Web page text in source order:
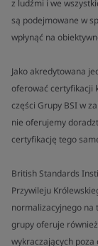
z ludźmi i we
są podejmowane w
wpłynąć na
Jako akredytowana
oferować certyfikacji
części Grupy BSI w
nie oferujemy
certyfikację tego
British Standards
Przywileju
normalizacyjnego na
grupy oferuje
wykraczających